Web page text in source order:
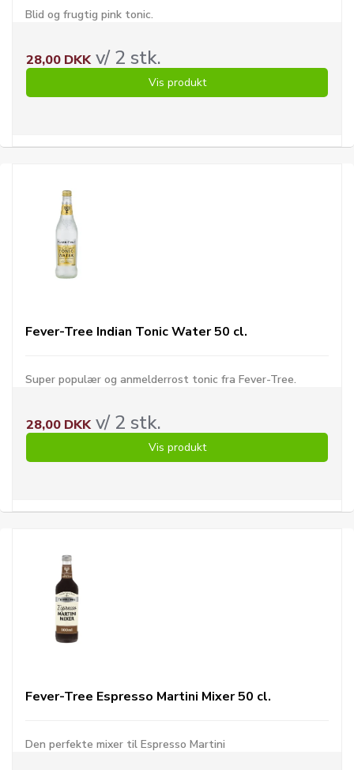
Blid og frugtig pink tonic.
28,00 DKKv/ 2 stk.
Vis produkt
Fever-Tree Indian Tonic Water 50 cl.
Super populær og anmelderrost tonic fra Fever-Tree.
28,00 DKKv/ 2 stk.
Vis produkt
Fever-Tree Espresso Martini Mixer 50 cl.
Den perfekte mixer til Espresso Martini